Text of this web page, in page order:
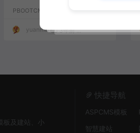
PBOOTCMS
yuanmeng 3年前 1,586 50
板及建站、小
快捷导航
ASPCMS模板
智慧建站